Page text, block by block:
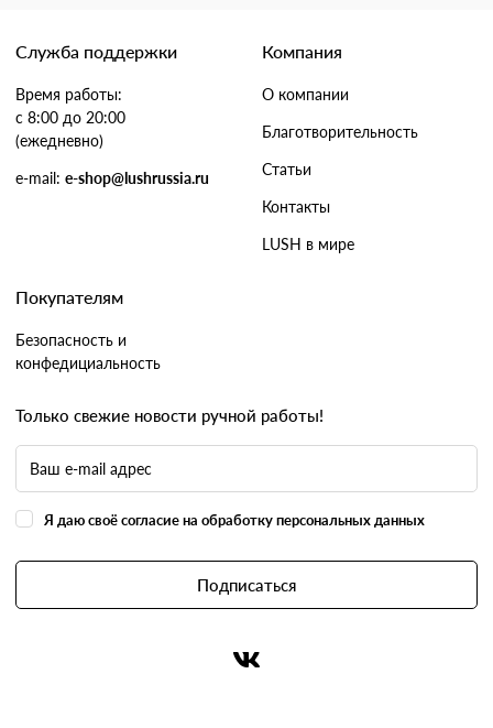
Служба поддержки
Время работы:
с 8:00 до 20:00
(ежедневно)
e-mail: e-shop@lushrussia.ru
Компания
О компании
Благотворительность
Статьи
Контакты
LUSH в мире
Покупателям
Безопасность и
конфедициальность
Только свежие новости ручной работы!
Я даю своё согласие на обработку персональных данных
Подписаться